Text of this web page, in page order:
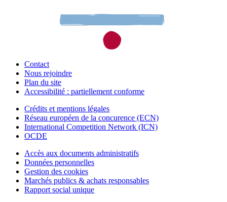
Contact
Nous rejoindre
Plan du site
Accessibilité : partiellement conforme
Crédits et mentions légales
Réseau européen de la concurence (ECN)
International Competition Network (ICN)
OCDE
Accès aux documents administratifs
Données personnelles
Gestion des cookies
Marchés publics & achats responsables
Rapport social unique